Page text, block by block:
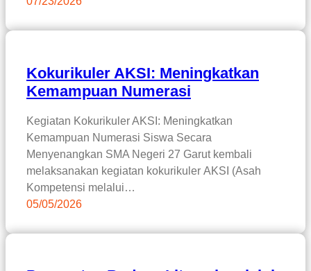
Kokurikuler AKSI: Meningkatkan
Kemampuan Numerasi
Kegiatan Kokurikuler AKSI: Meningkatkan
Kemampuan Numerasi Siswa Secara
Menyenangkan SMA Negeri 27 Garut kembali
melaksanakan kegiatan kokurikuler AKSI (Asah
Kompetensi melalui…
05/05/2026